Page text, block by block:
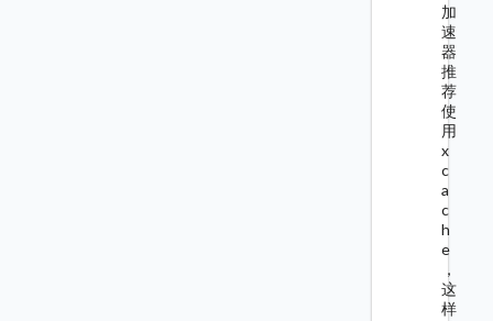
加
速
器
推
荐
使
用
x
c
a
c
h
e
，
这
样